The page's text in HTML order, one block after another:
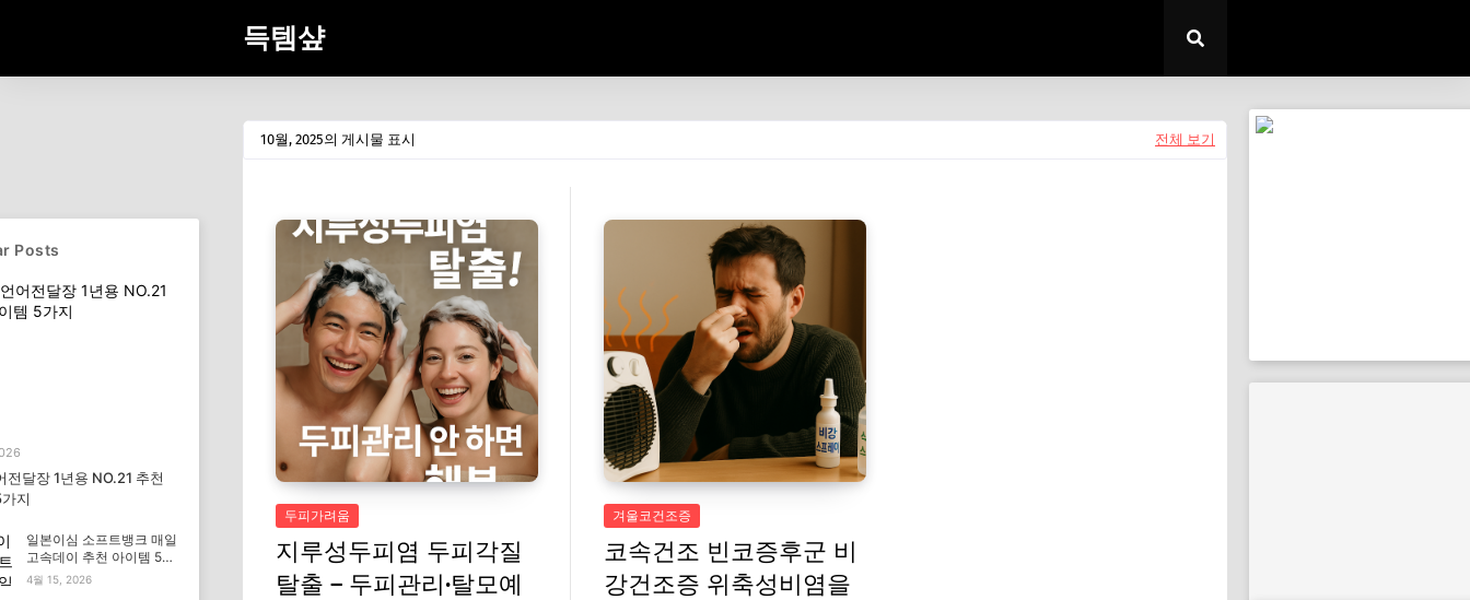
득템샾
10월, 2025의 게시물 표시 전체 보기
두피가려움
지루성두피염 두피각질
탈출 – 두피관리·탈모예
겨울코건조증
코속건조 빈코증후군 비
강건조증 위축성비염을
Posts
전달장 1년용 NO.21 추천
지
일본이심 소프트뱅크 매일
고속데이 추천 아이템 5가
지
4월 15, 2026